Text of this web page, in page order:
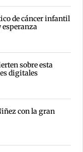
de cáncer infantil
esperanza
sobre esta
digitales
con la gran